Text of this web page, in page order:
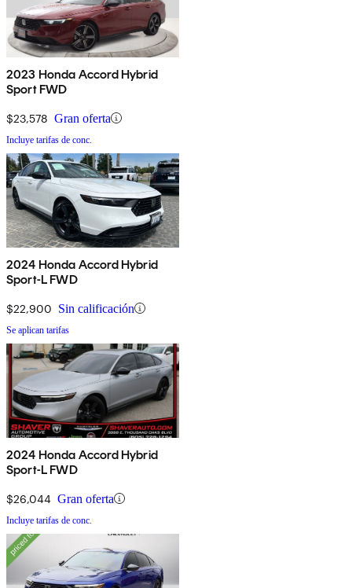
2023 Honda Accord Hybrid
Sport FWD
$23,578 Gran oferta
Incluye tarifas de conc.
2024 Honda Accord Hybrid
Sport-L FWD
$22,900 Sin calificación
Se aplican tarifas
2024 Honda Accord Hybrid
Sport-L FWD
$26,044 Gran oferta
Incluye tarifas de conc.